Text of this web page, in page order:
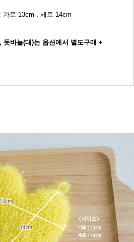
: 가로 13cm , 세로 14cm
돗바늘(대)는 옵션에서 별도구매 +